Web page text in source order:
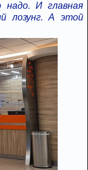
И главная
лозунг. А этой